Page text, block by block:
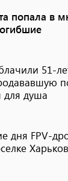
попала в
51-
для душа
дня FPV-